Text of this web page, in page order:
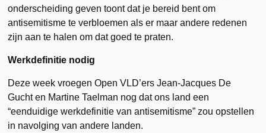
onderscheiding geven toont dat je bereid bent om
antisemitisme te verbloemen als er maar andere redenen
zijn aan te halen om dat goed te praten.
Werkdefinitie nodig
Deze week vroegen Open VLD’ers Jean-Jacques De
Gucht en Martine Taelman nog dat ons land een
“eenduidige werkdefinitie van antisemitisme” zou opstellen
in navolging van andere landen.